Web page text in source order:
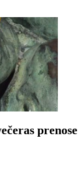
prenose